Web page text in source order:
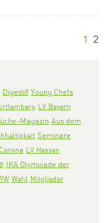
1 2
Digestif Young Chefs
LV Bayern
Magazin Aus dem
Seminare
Corona LV Hessen
IKA Olympiade der
Wahl Mitglieder